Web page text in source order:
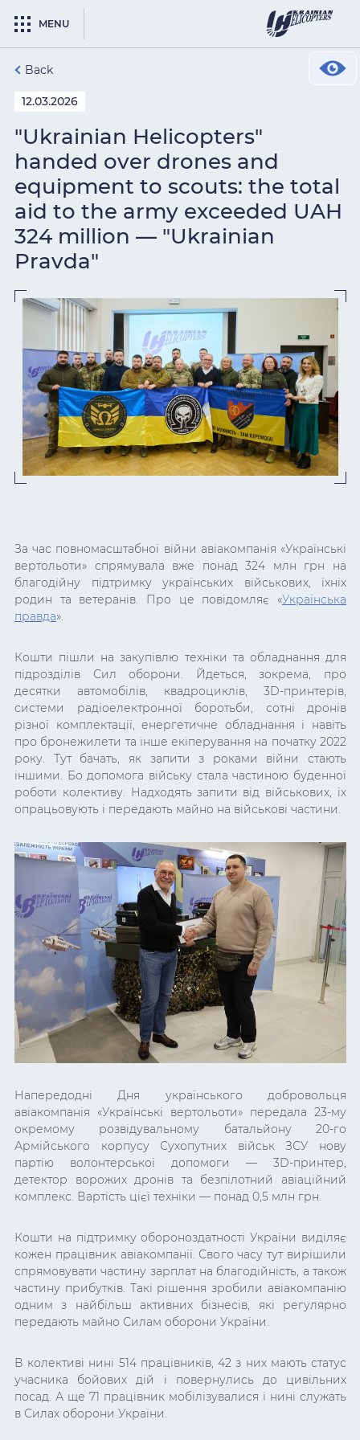
MENU
Back
12.03.2026
"Ukrainian Helicopters"
handed over drones and
equipment to scouts: the total
aid to the army exceeded UAH
324 million — "Ukrainian
Pravda"
За час повномасштабної війни авіакомпанія «Українські
вертольоти» спрямувала вже понад 324 млн грн на
благодійну підтримку українських військових, їхніх
родин та ветеранів. Про це повідомляє «Українська
правда».
Кошти пішли на закупівлю техніки та обладнання для
підрозділів Сил оборони. Йдеться, зокрема, про
десятки автомобілів, квадроциклів, 3D-принтерів,
системи радіоелектронної боротьби, сотні дронів
різної комплектації, енергетичне обладнання і навіть
про бронежилети та інше екіперування на початку 2022
року. Тут бачать, як запити з роками війни стають
іншими. Бо допомога війську стала частиною буденної
роботи колективу. Надходять запити від військових, їх
опрацьовують і передають майно на військові частини.
Напередодні Дня українського добровольця
авіакомпанія «Українські вертольоти» передала 23-му
окремому розвідувальному батальйону 20-го
Армійського корпусу Сухопутних військ ЗСУ нову
партію волонтерської допомоги — 3D-принтер,
детектор ворожих дронів та безпілотний авіаційний
комплекс. Вартість цієї техніки — понад 0,5 млн грн.
Кошти на підтримку обороноздатності України виділяє
кожен працівник авіакомпанії. Свого часу тут вирішили
спрямовувати частину зарплат на благодійність, а також
частину прибутків. Такі рішення зробили авіакомпанію
одним з найбільш активних бізнесів, які регулярно
передають майно Силам оборони України.
В колективі нині 514 працівників, 42 з них мають статус
учасника бойових дій і повернулись до цивільних
посад. А ще 71 працівник мобілізувалися і нині служать
в Силах оборони України.